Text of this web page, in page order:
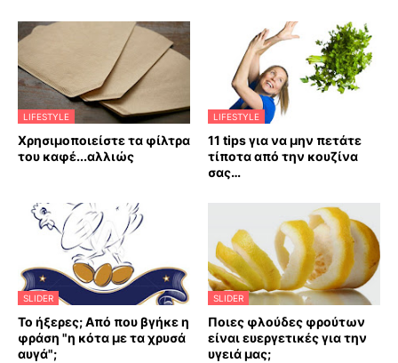
LIFESTYLE
Χρησιμοποιείστε τα φίλτρα
του καφέ...αλλιώς
LIFESTYLE
11 tips για να μην πετάτε
τίποτα από την κουζίνα
σας…
SLIDER
Το ήξερες; Από που βγήκε η
φράση "η κότα με τα χρυσά
αυγά";
SLIDER
Ποιες φλούδες φρούτων
είναι ευεργετικές για την
υγειά μας;